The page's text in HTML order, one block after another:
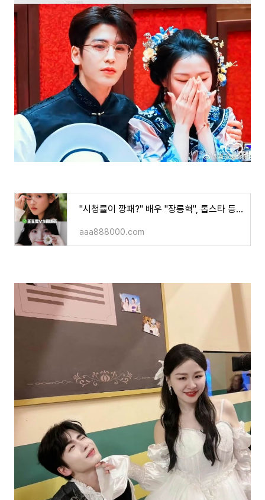
"시청률이 깡패?" 배우 "장릉혁", 톱스타 등극에 《자당 刺棠》 여주인공 배우 "왕옥문"에서 배우"
aaa888000.com